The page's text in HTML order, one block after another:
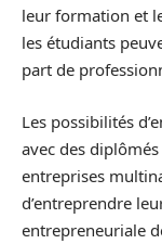
leur formation et
les étudiants
part de
Les possibilités
avec des
entreprises
d’entreprendre
entrepreneuriale